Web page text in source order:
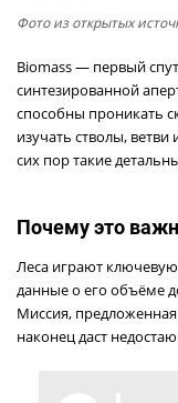
Фото из открытых
Biomass — первый
синтезированной
способны проникать
изучать стволы,
сих пор такие
Почему это
Леса играют
данные о его объёме
Миссия,
наконец даст